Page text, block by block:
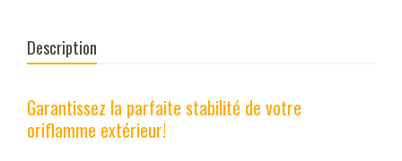
Description
Garantissez la parfaite stabilité de votre
oriflamme extérieur!